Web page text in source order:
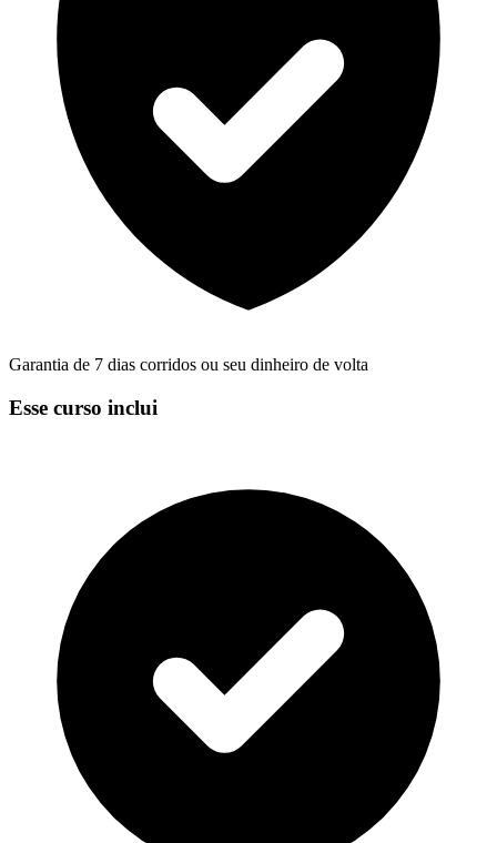
Garantia de 7 dias corridos ou seu dinheiro de volta
Esse curso inclui